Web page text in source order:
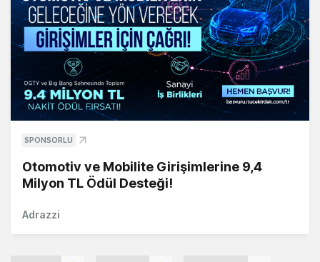
SPONSORLU
Otomotiv ve Mobilite Girişimlerine 9,4
Milyon TL Ödül Desteği!
Adrazzi